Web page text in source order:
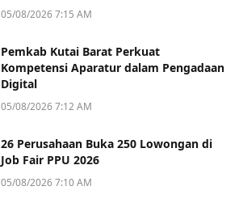
05/08/2026 7:15 AM
Pemkab Kutai Barat Perkuat
Kompetensi Aparatur dalam Pengadaan
Digital
05/08/2026 7:12 AM
26 Perusahaan Buka 250 Lowongan di
Job Fair PPU 2026
05/08/2026 7:10 AM